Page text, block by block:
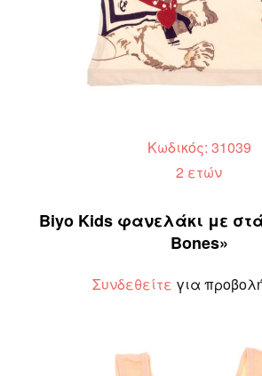
Κωδικός: 31039
2 ετών
Biyo Kids φανελάκι με
Bones»
Συνδεθείτε για